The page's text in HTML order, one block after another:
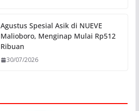
Agustus Spesial Asik di NUEVE
Malioboro, Menginap Mulai Rp512
Ribuan
30/07/2026